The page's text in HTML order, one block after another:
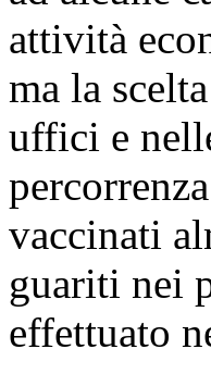
attività
ma la
uffici e
vaccinati
guariti nei
effettuato